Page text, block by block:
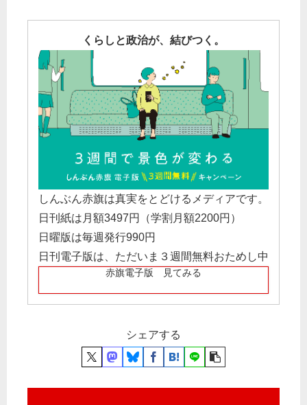
くらしと政治が、結びつく。
しんぶん赤旗は真実をとどけるメディアです。
日刊紙は月額3497円（学割月額2200円）
日曜版は毎週発行990円
日刊電子版は、ただいま３週間無料おためし中
赤旗電子版 見てみる
シェアする